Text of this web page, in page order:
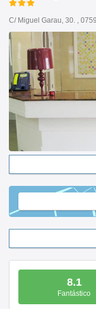
C/ Miguel Garau, 30. ,
8.1
Fantástico